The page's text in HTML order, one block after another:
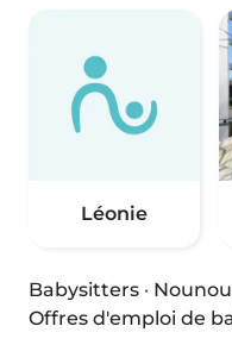
Léonie
Babysitters ·
Offres d'emploi de